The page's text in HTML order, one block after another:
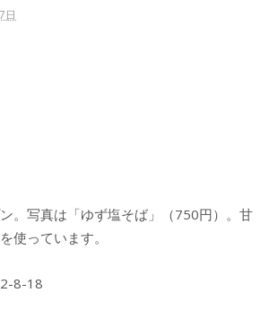
日
。写真は「ゆず塩そば」（750円）。甘
使っています。
8-18